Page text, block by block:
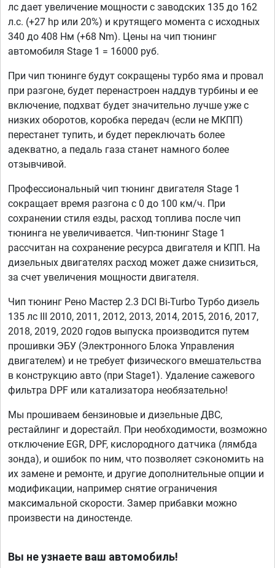
лс дает увеличение мощности с заводских 135 до 162
л.с. (+27 hp или 20%) и крутящего момента с исходных
340 до 408 Нм (+68 Nm). Цены на чип тюнинг
автомобиля Stage 1 = 16000 руб.
При чип тюнинге будут сокращены турбо яма и провал
при разгоне, будет перенастроен наддув турбины и ее
включение, подхват будет значительно лучше уже с
низких оборотов, коробка передач (если не МКПП)
перестанет тупить, и будет переключать более
адекватно, а педаль газа станет намного более
отзывчивой.
Профессиональный чип тюнинг двигателя Stage 1
сокращает время разгона с 0 до 100 км/ч. При
сохранении стиля езды, расход топлива после чип
тюнинга не увеличивается. Чип-тюнинг Stage 1
рассчитан на сохранение ресурса двигателя и КПП. На
дизельных двигателях расход может даже снизиться,
за счет увеличения мощности двигателя.
Чип тюнинг Рено Мастер 2.3 DCI Bi-Turbo Турбо дизель
135 лс III 2010, 2011, 2012, 2013, 2014, 2015, 2016, 2017,
2018, 2019, 2020 годов выпуска производится путем
прошивки ЭБУ (Электронного Блока Управления
двигателем) и не требует физического вмешательства
в конструкцию авто (при Stage1). Удаление сажевого
фильтра DPF или катализатора необязательно!
Мы прошиваем бензиновые и дизельные ДВС,
рестайлинг и дорестайл. При необходимости, возможно
отключение EGR, DPF, кислородного датчика (лямбда
зонда), и ошибок по ним, что позволяет сэкономить на
их замене и ремонте, и другие дополнительные опции и
модификации, например снятие ограничения
максимальной скорости. Замер прибавки можно
произвести на диностенде.
Вы не узнаете ваш автомобиль!